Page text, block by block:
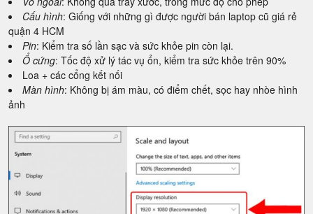
Cấu hình: Giống với những gì được người bán laptop cũ giá rẻ
quận 4 HCM
Pin: Kiểm tra số lần sạc và sức khỏe pin còn lại.
Ổ cứng: Tốc độ xử lý tác vụ ổn, kiểm tra sức khỏe trên 90%
Loa + các cổng kết nối
Màn hình: Không bị ám màu, có điểm chết, sọc hay nhòe hình
ảnh